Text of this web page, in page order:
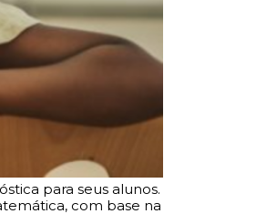
para seus alunos.
com base na